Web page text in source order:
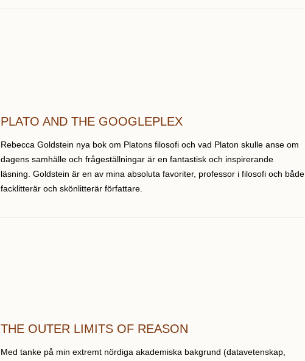
PLATO AND THE GOOGLEPLEX
Rebecca Goldstein nya bok om Platons filosofi och vad Platon skulle anse om
dagens samhälle och frågeställningar är en fantastisk och inspirerande
läsning. Goldstein är en av mina absoluta favoriter, professor i filosofi och både
facklitterär och skönlitterär författare.
THE OUTER LIMITS OF REASON
Med tanke på min extremt nördiga akademiska bakgrund (datavetenskap,